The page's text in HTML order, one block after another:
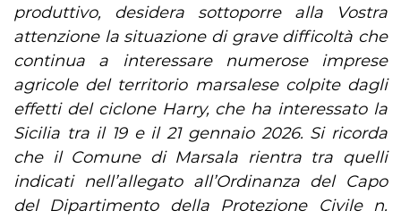
produttivo, desidera sottoporre alla Vostra
attenzione la situazione di grave difficoltà che
continua a interessare numerose imprese
agricole del territorio marsalese colpite dagli
effetti del ciclone Harry, che ha interessato la
Sicilia tra il 19 e il 21 gennaio 2026. Si ricorda
che il Comune di Marsala rientra tra quelli
indicati nell’allegato all’Ordinanza del Capo
del Dipartimento della Protezione Civile n.